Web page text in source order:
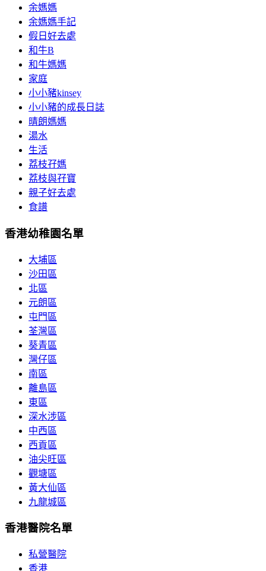
余媽媽
余媽媽手記
假日好去處
和牛B
和牛媽媽
家庭
小小豬kinsey
小小豬的成長日誌
晴朗媽媽
湯水
生活
荔枝孖媽
荔枝與孖寶
親子好去處
食譜
香港幼稚園名單
大埔區
沙田區
北區
元朗區
屯門區
荃灣區
葵青區
灣仔區
南區
離島區
東區
深水涉區
中西區
西貢區
油尖旺區
觀塘區
黃大仙區
九龍城區
香港醫院名單
私營醫院
香港